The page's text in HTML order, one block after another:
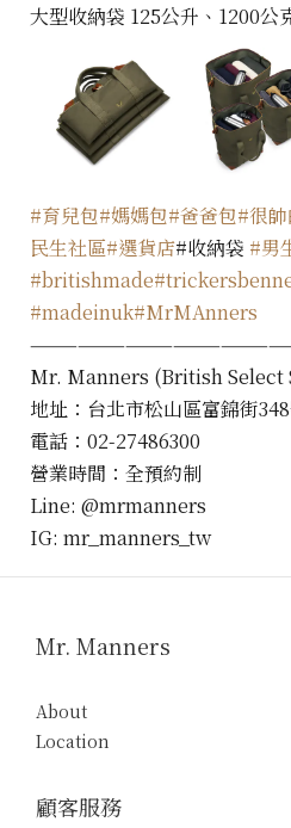
大型收納袋 125公升、1200公
#育兒包#媽媽包#爸爸包#很
民生社區#選貨店#收納袋 #男
#britishmade
#madeinuk#MrMAnners
Mr. Manners (British Select
地址：台北市松山區富錦街
電話：02-27486300
營業時間：全預約制
Line: @mrmanners
IG: mr_manners_tw
Mr. Manners
About
Location
顧客服務